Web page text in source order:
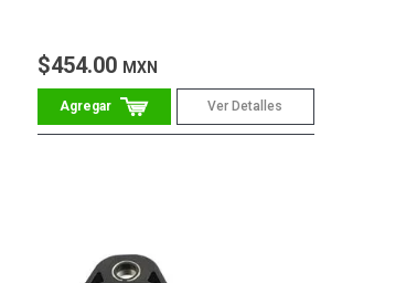
$454.00 MXN
Ver Detalles